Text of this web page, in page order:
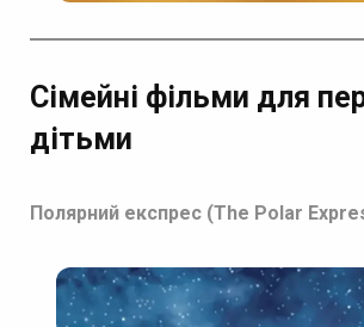
Сімейні фільми для
дітьми
Полярний експрес (The Polar